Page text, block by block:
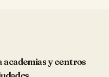
academias y centros